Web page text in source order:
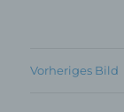
Vorheriges Bild